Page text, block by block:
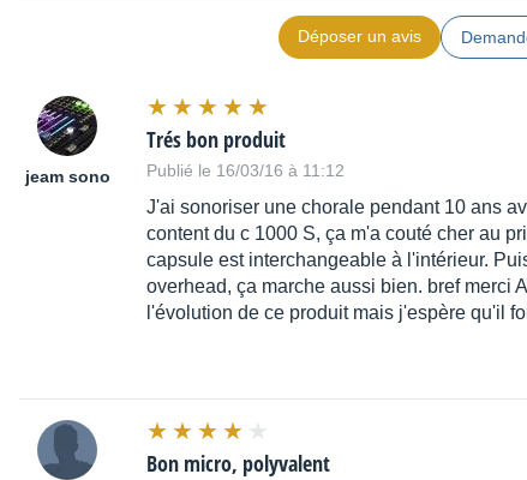
Distribué par Freevox
Déposer un avis
jeam sono
Trés bon produit
Publié le 16/03/16 à 11:12
J'ai sonoriser une chorale pendant 10 ans
content du c 1000 S, ça m'a couté cher au
capsule est interchangeable à l'intérieur.
overhead, ça marche aussi bien. bref merci
l'évolution de ce produit mais j'espère qu'il
Bon micro, polyvalent